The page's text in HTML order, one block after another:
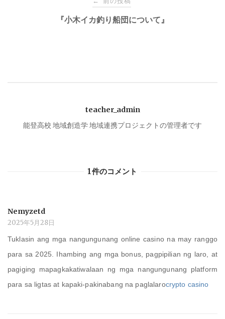
ン
『小木イカ釣り船団について』
teacher_admin
能登高校 地域創造学 地域連携プロジェクトの管理者です
1件のコメント
Nemyzetd
2025年5月28日
Tuklasin ang mga nangungunang online casino na may ranggo
para sa 2025. Ihambing ang mga bonus, pagpipilian ng laro, at
pagiging mapagkakatiwalaan ng mga nangungunang platform
para sa ligtas at kapaki-pakinabang na paglalarocrypto casino